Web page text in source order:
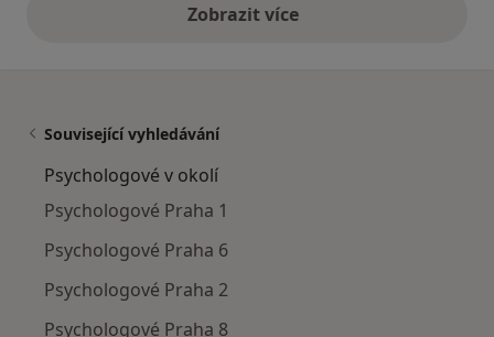
Zobrazit vícevýše uvedené názory
Související vyhledávání
Psychologové v okolí
Psychologové Praha 1
Psychologové Praha 6
Psychologové Praha 2
Psychologové Praha 8